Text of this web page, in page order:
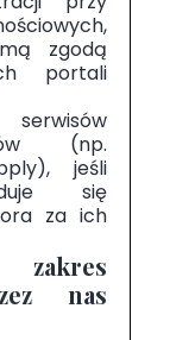
zgodą
portali
(np.
jeśli
się
za ich
nas